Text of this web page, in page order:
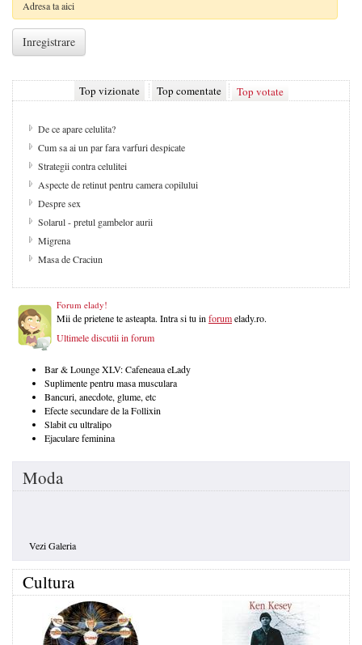
Top vizionate Top comentate Top votate
De ce apare celulita?
Cum sa ai un par fara varfuri despicate
Strategii contra celulitei
Aspecte de retinut pentru camera copilului
Despre sex
Solarul - pretul gambelor aurii
Migrena
Masa de Craciun
Forum elady!
Mii de prietene te asteapta. Intra si tu in forumelady.ro.
Ultimele discutii in forum
Bar & Lounge XLV: Cafeneaua eLady
Suplimente pentru masa musculara
Bancuri, anecdote, glume, etc
Efecte secundare de la Follixin
Slabit cu ultralipo
Ejaculare feminina
Moda
Vezi Galeria
Cultura